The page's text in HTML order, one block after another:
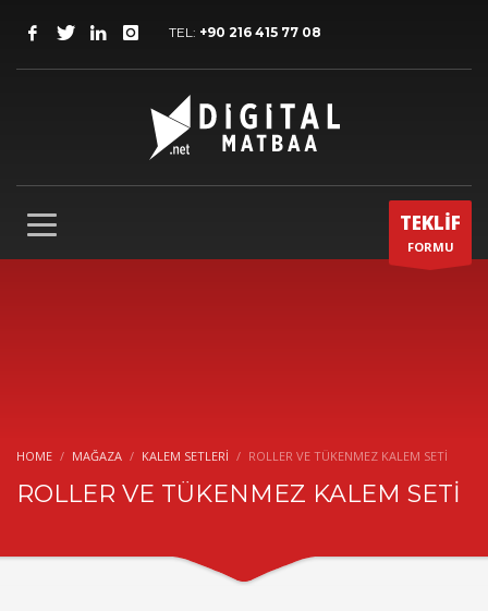
TEL: +90 216 415 77 08
TEKLİF
FORMU
HOME MAĞAZA KALEM SETLERI ROLLER VE TÜKENMEZ KALEM SETİ
ROLLER VE TÜKENMEZ KALEM SETİ